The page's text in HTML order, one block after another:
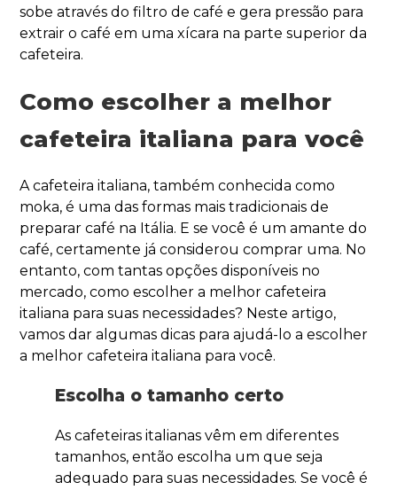
sobe através do filtro de café e gera pressão para
extrair o café em uma xícara na parte superior da
cafeteira.
Como escolher a melhor
cafeteira italiana para você
A cafeteira italiana, também conhecida como
moka, é uma das formas mais tradicionais de
preparar café na Itália. E se você é um amante do
café, certamente já considerou comprar uma. No
entanto, com tantas opções disponíveis no
mercado, como escolher a melhor cafeteira
italiana para suas necessidades? Neste artigo,
vamos dar algumas dicas para ajudá-lo a escolher
a melhor cafeteira italiana para você.
Escolha o tamanho certo
As cafeteiras italianas vêm em diferentes
tamanhos, então escolha um que seja
adequado para suas necessidades. Se você é